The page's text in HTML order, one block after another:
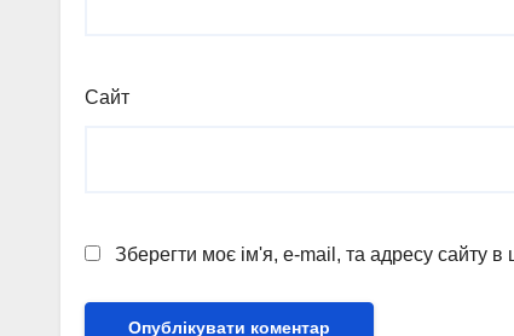
Сайт
Зберегти моє ім'я, e-mail, та адресу сайту